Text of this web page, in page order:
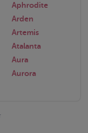
Aphrodite
Arden
Artemis
Atalanta
Aura
Aurora